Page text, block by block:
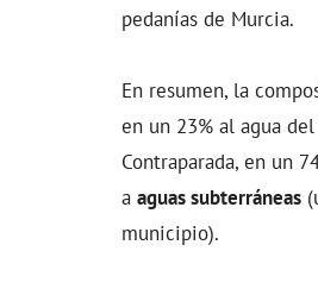
pedanías de Murcia.
En resumen, la
en un 23% al agua del
Contraparada, en un
a aguas subterráneas
municipio).